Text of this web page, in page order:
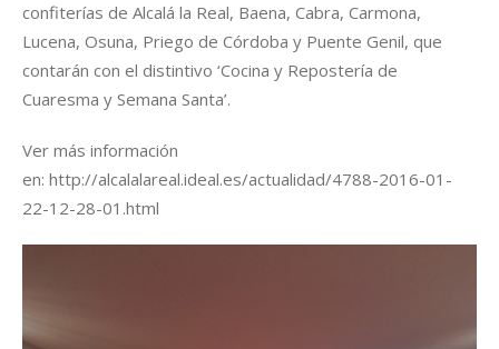
confiterías de Alcalá la Real, Baena, Cabra, Carmona,
Lucena, Osuna, Priego de Córdoba y Puente Genil, que
contarán con el distintivo ‘Cocina y Repostería de
Cuaresma y Semana Santa’.
Ver más información
en: http://alcalalareal.ideal.es/actualidad/4788-2016-01-
22-12-28-01.html